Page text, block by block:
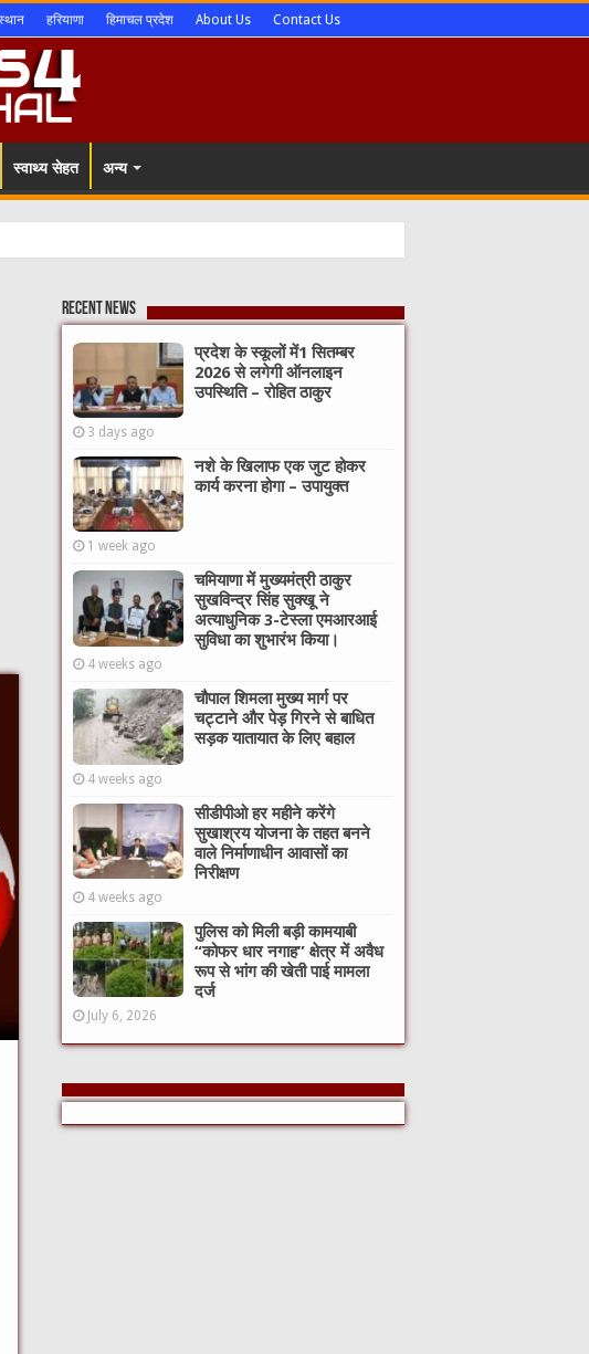
हरियाणा हिमाचल प्रदेश About Us Contact Us
स्वाथ्य सेहत अन्य
Recent News
प्रदेश के स्कूलों में1 सितम्बर
2026 से लगेगी ऑनलाइन
उपस्थिति – रोहित ठाकुर
3 days ago
नशे के खिलाफ एक जुट होकर
कार्य करना होगा – उपायुक्त
1 week ago
चमियाणा में मुख्यमंत्री ठाकुर
सुखविन्द्र सिंह सुक्खू ने
अत्याधुनिक 3-टेस्ला एमआरआई
सुविधा का शुभारंभ किया।
4 weeks ago
चौपाल शिमला मुख्य मार्ग पर
चट्टाने और पेड़ गिरने से बाधित
सड़क यातायात के लिए बहाल
4 weeks ago
सीडीपीओ हर महीने करेंगे
सुखाश्रय योजना के तहत बनने
वाले निर्माणाधीन आवासों का
निरीक्षण
4 weeks ago
पुलिस को मिली बड़ी कामयाबी
“कोफर धार नगाह” क्षेत्र में अवैध
रूप से भांग की खेती पाई मामला
दर्ज
July 6, 2026